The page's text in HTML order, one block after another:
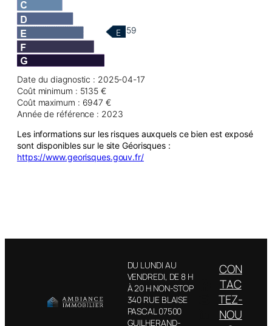
E 59
Date du diagnostic : 2025-04-17
Coût minimum : 5135 €
Coût maximum : 6947 €
Année de référence : 2023
Les informations sur les risques auxquels ce bien est exposé
sont disponibles sur le site Géorisques :
https://www.georisques.gouv.fr/
DU LUNDI AU
VENDREDI, DE 8 H
À 20 H NON-STOP
340 RUE BLAISE
PASCAL 07500
GUILHERAND-
Facebook
Instagram
LinkedIn
CON
TAC
TEZ-
NOU